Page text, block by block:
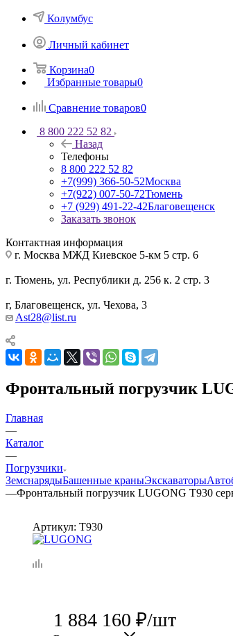
Колумбус
Личный кабинет
Корзина0
Избранные товары0
Сравнение товаров0
8 800 222 52 82
Назад
Телефоны
8 800 222 52 82
+7(999) 366-50-52Москва
+7(922) 007-50-72Тюмень
+7 (929) 491-22-42Благовещенск
Заказать звонок
Контактная информация
г. Москва МЖД Киевское 5-км 5 стр. 6
г. Тюмень, ул. Республики д. 256 к. 2 стр. 3
г, Благовещенск, ул. Чехова, 3
Ast28@list.ru
Фронтальный погрузчик
Главная
—
Каталог
—
Погрузчики
ЗемснарядыБашенные краныЭкскаваторы
—Фронтальный погрузчик LUGONG T930
Артикул: T930
1 884 160 ₽/шт